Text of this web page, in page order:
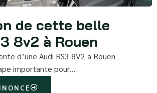
de cette belle
8v2 à Rouen
d’une Audi RS3 8V2 à Rouen
importante pour…